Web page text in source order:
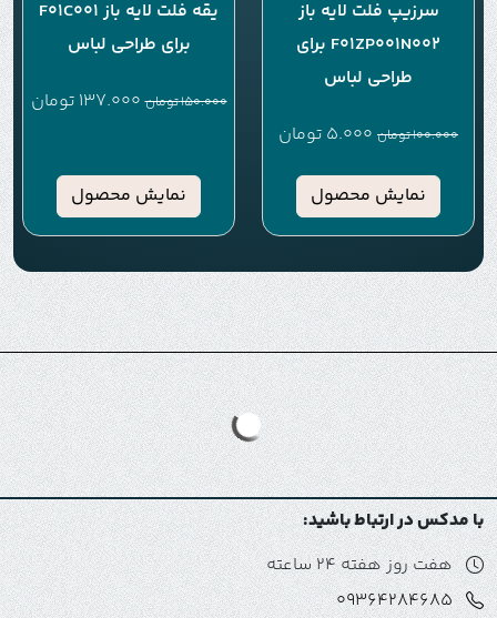
سرزیپ فلت لایه باز
F01ZP001N002 برای
طراحی لباس
100.000تومان 5.000 تومان
نمایش محصول
یقه فلت لایه باز F01C001
برای طراحی لباس
150.000تومان 137.000 تومان
نمایش محصول
با مدکس در ارتباط باشید:
هفت روز هفته 24 ساعته
09364284685